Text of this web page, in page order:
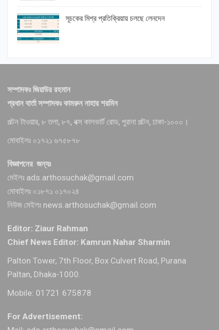
সূচকের মিশ্র প্রতিক্রিয়ায় চলছে লেনদেন
সম্পাদকঃ জিয়াউর রহমান
প্রধান বার্তা সম্পাদকঃ কামরুন নাহার শরমিন
পল্টন টাওয়ার, ৮ তলা, ৮৭, বক্স কালভার্ট রোড, পুরানা পল্টন, ঢাকা-১০০০।
মোবাইলঃ ০১৭২১ ৬৭৫৮৭৮
বিজ্ঞাপনের জন্যঃ
মেইলঃ ads.arthosuchak@gmail.com
মোবাইলঃ ০১৮৭১ ০১৭০২৪
নিউজ মেইলঃ news.arthosuchak@gmail.com
Editor: Ziaur Rahman
Chief News Editor: Kamrun Nahar Sharmin
Palton Tower, 7th Floor, Box Culvert Road, Purana
Paltan, Dhaka-1000.
Mobile: 01721 675878
For Advertisement: